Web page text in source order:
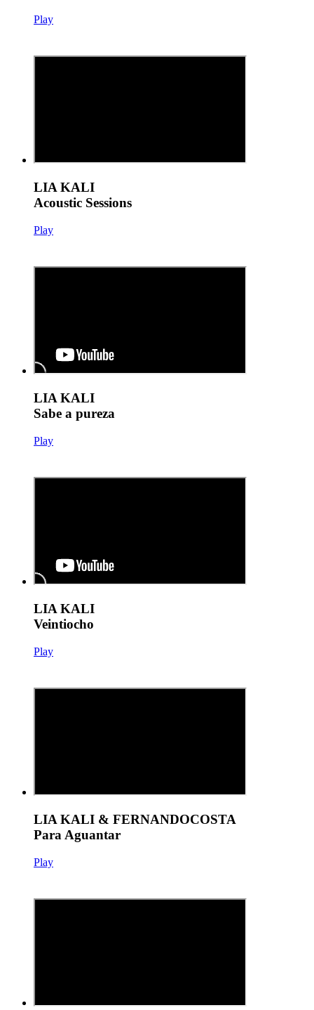
Play
LIA KALI
Acoustic Sessions
Play
LIA KALI
Sabe a pureza
Play
LIA KALI
Veintiocho
Play
LIA KALI & FERNANDOCOSTA
Para Aguantar
Play